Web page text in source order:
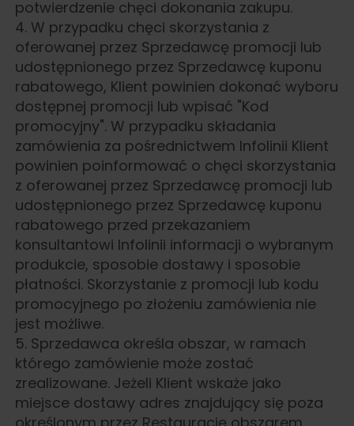
potwierdzenie chęci dokonania zakupu.
4. W przypadku chęci skorzystania z
oferowanej przez Sprzedawcę promocji lub
udostępnionego przez Sprzedawcę kuponu
rabatowego, Klient powinien dokonać wyboru
dostępnej promocji lub wpisać "Kod
promocyjny". W przypadku składania
zamówienia za pośrednictwem Infolinii Klient
powinien poinformować o chęci skorzystania
z oferowanej przez Sprzedawcę promocji lub
udostępnionego przez Sprzedawcę kuponu
rabatowego przed przekazaniem
konsultantowi Infolinii informacji o wybranym
produkcie, sposobie dostawy i sposobie
płatności. Skorzystanie z promocji lub kodu
promocyjnego po złożeniu zamówienia nie
jest możliwe.
5. Sprzedawca określa obszar, w ramach
którego zamówienie może zostać
zrealizowane. Jeżeli Klient wskaże jako
miejsce dostawy adres znajdujący się poza